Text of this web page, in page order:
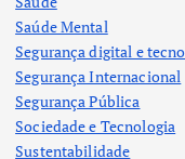
Saúde Mental
Segurança digital e
Segurança Internacional
Segurança Pública
Sociedade e Tecnologia
Sustentabilidade